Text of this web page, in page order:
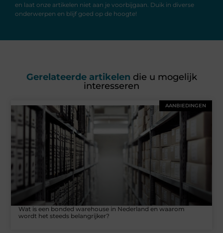
en laat onze artikelen niet aan je voorbijgaan. Duik in diverse
onderwerpen en blijf goed op de hoogte!
Gerelateerde artikelen die u mogelijk
interesseren
AANBIEDINGEN
Wat is een bonded warehouse in Nederland en waarom
wordt het steeds belangrijker?